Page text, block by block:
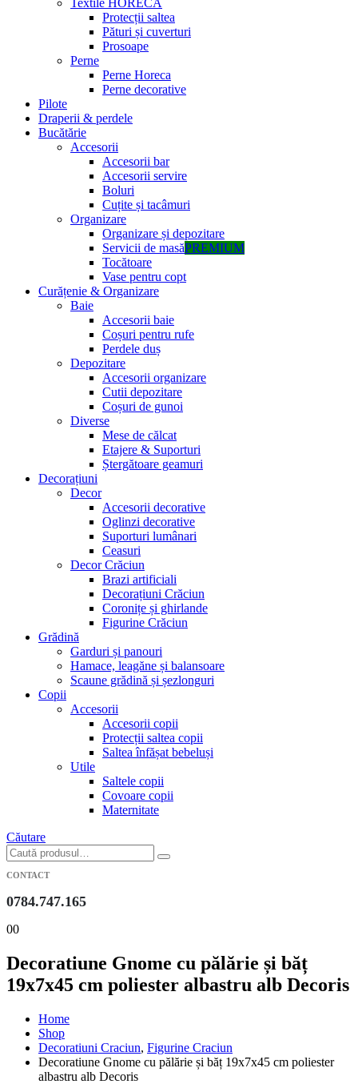
Textile HORECA
Protecții saltea
Pături și cuverturi
Prosoape
Perne
Perne Horeca
Perne decorative
Pilote
Draperii & perdele
Bucătărie
Accesorii
Accesorii bar
Accesorii servire
Boluri
Cuțite și tacâmuri
Organizare
Organizare și depozitare
Servicii de masăPREMIUM
Tocătoare
Vase pentru copt
Curățenie & Organizare
Baie
Accesorii baie
Coșuri pentru rufe
Perdele duș
Depozitare
Accesorii organizare
Cutii depozitare
Coșuri de gunoi
Diverse
Mese de călcat
Etajere & Suporturi
Ștergătoare geamuri
Decorațiuni
Decor
Accesorii decorative
Oglinzi decorative
Suporturi lumânari
Ceasuri
Decor Crăciun
Brazi artificiali
Decorațiuni Crăciun
Coronițe și ghirlande
Figurine Crăciun
Grădină
Garduri și panouri
Hamace, leagăne și balansoare
Scaune grădină și șezlonguri
Copii
Accesorii
Accesorii copii
Protecții saltea copii
Saltea înfășat bebeluși
Utile
Saltele copii
Covoare copii
Maternitate
Căutare
CONTACT
0784.747.165
00
Decoratiune Gnome cu pălărie și băț
19x7x45 cm poliester albastru alb Decoris
Home
Shop
Decoratiuni Craciun, Figurine Craciun
Decoratiune Gnome cu pălărie și băț 19x7x45 cm poliester
albastru alb Decoris